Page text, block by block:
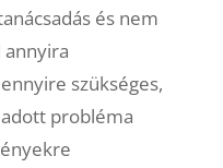
és nem
szükséges,
probléma